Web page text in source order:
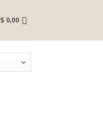
$ 0,00